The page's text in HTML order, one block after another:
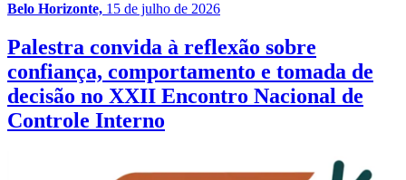
Belo Horizonte, 15 de julho de 2026
Palestra convida à reflexão sobre
confiança, comportamento e tomada de
decisão no XXII Encontro Nacional de
Controle Interno